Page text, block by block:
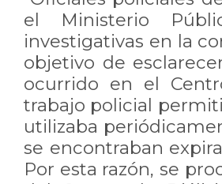
el Ministerio
investigativas en la
objetivo de
ocurrido en el
trabajo policial
utilizaba
se encontraban
Por esta razón, se